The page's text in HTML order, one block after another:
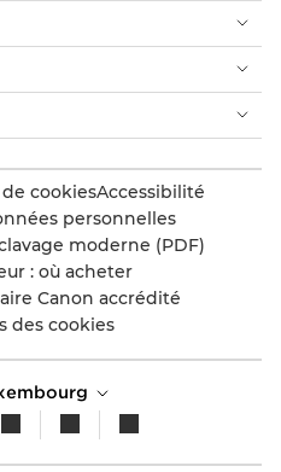
cookiesAccessibilité
personnelles
moderne (PDF)
: où acheter
Canon accrédité
des cookies